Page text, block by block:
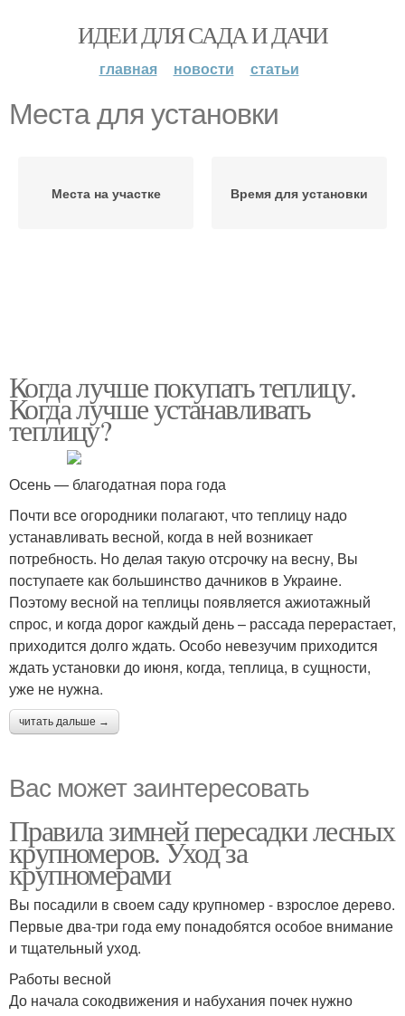
ИДЕИ ДЛЯ САДА И ДАЧИ
главная новости статьи
Места для установки
Места на участке Время для установки
Когда лучше покупать теплицу.
Когда лучше устанавливать
теплицу?
Осень — благодатная пора года
Почти все огородники полагают, что теплицу надо
устанавливать весной, когда в ней возникает
потребность. Но делая такую отсрочку на весну, Вы
поступаете как большинство дачников в Украине.
Поэтому весной на теплицы появляется ажиотажный
спрос, и когда дорог каждый день – рассада перерастает,
приходится долго ждать. Особо невезучим приходится
ждать установки до июня, когда, теплица, в сущности,
уже не нужна.
читать дальше →
Вас может заинтересовать
Правила зимней пересадки лесных
крупномеров. Уход за
крупномерами
Вы посадили в своем саду крупномер - взрослое дерево.
Первые два-три года ему понадобятся особое внимание
и тщательный уход.
Работы весной
До начала сокодвижения и набухания почек нужно